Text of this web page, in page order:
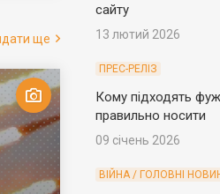
ще
сайту
13 лютий 2026
ПРЕС-РЕЛІЗ
Кому підходять
правильно носити
09 січень 2026
ВІЙНА / ГОЛОВНІ